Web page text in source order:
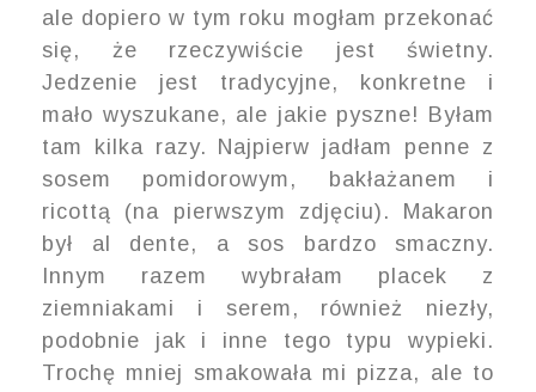
ale dopiero w tym roku mogłam przekonać
się, że rzeczywiście jest świetny.
Jedzenie jest tradycyjne, konkretne i
mało wyszukane, ale jakie pyszne! Byłam
tam kilka razy. Najpierw jadłam penne z
sosem pomidorowym, bakłażanem i
ricottą (na pierwszym zdjęciu). Makaron
był al dente, a sos bardzo smaczny.
Innym razem wybrałam placek z
ziemniakami i serem, również niezły,
podobnie jak i inne tego typu wypieki.
Trochę mniej smakowała mi pizza, ale to